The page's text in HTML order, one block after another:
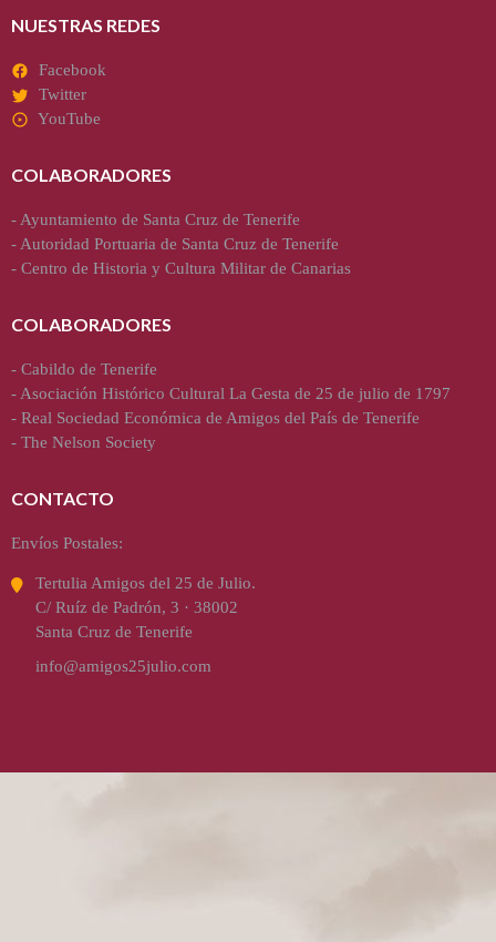
NUESTRAS REDES
Facebook
Twitter
YouTube
COLABORADORES
- Ayuntamiento de Santa Cruz de Tenerife
- Autoridad Portuaria de Santa Cruz de Tenerife
- Centro de Historia y Cultura Militar de Canarias
COLABORADORES
- Cabildo de Tenerife
- Asociación Histórico Cultural La Gesta de 25 de julio de 1797
- Real Sociedad Económica de Amigos del País de Tenerife
- The Nelson Society
CONTACTO
Envíos Postales:
Tertulia Amigos del 25 de Julio.
C/ Ruíz de Padrón, 3 · 38002
Santa Cruz de Tenerife
info@amigos25julio.com